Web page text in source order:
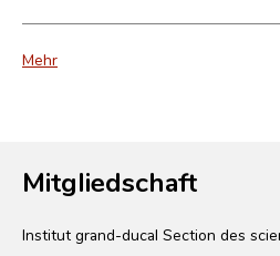
Mehr
Mitgliedschaft
Institut grand-ducal Section des